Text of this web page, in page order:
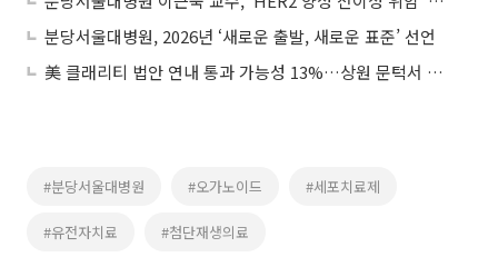
분당서울대병원, 2026년 ‘새로운 출발, 새로운 표준’ 선언
美 클래리티 법안 연내 통과 가능성 13%…상원 문턱서 제동
#분당서울대병원 #오가노이드 #세포치료제
#유전자치료 #첨단재생의료